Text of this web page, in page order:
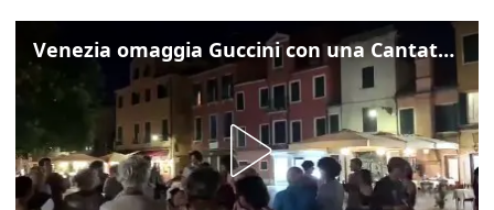
Venezia omaggia Guccini con una Cantata Anarchica in campo Santa Margherita